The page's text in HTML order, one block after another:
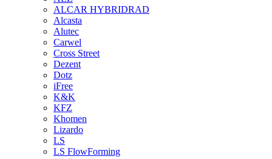
ALCAR HYBRIDRAD
Alcasta
Alutec
Carwel
Cross Street
Dezent
Dotz
iFree
K&K
KFZ
Khomen
Lizardo
LS
LS FlowForming